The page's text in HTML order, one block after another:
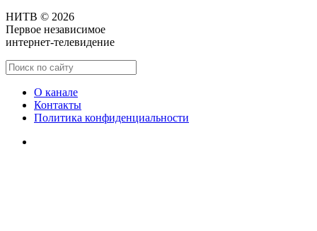
НИТВ © 2026
Первое независимое
интернет-телевидение
О канале
Контакты
Политика конфиденциальности